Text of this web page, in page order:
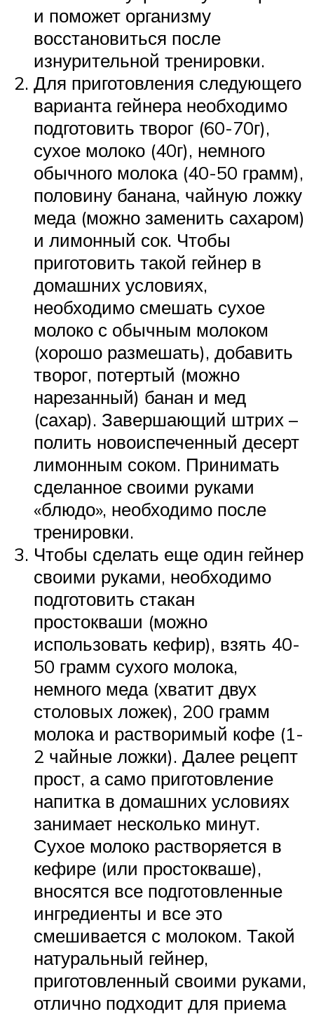
и поможет организму
восстановиться после
изнурительной тренировки.
Для приготовления следующего
варианта гейнера необходимо
подготовить творог (60-70г),
сухое молоко (40г), немного
обычного молока (40-50 грамм),
половину банана, чайную ложку
меда (можно заменить сахаром)
и лимонный сок. Чтобы
приготовить такой гейнер в
домашних условиях,
необходимо смешать сухое
молоко с обычным молоком
(хорошо размешать), добавить
творог, потертый (можно
нарезанный) банан и мед
(сахар). Завершающий штрих –
полить новоиспеченный десерт
лимонным соком. Принимать
сделанное своими руками
«блюдо», необходимо после
тренировки.
Чтобы сделать еще один гейнер
своими руками, необходимо
подготовить стакан
простокваши (можно
использовать кефир), взять 40-
50 грамм сухого молока,
немного меда (хватит двух
столовых ложек), 200 грамм
молока и растворимый кофе (1-
2 чайные ложки). Далее рецепт
прост, а само приготовление
напитка в домашних условиях
занимает несколько минут.
Сухое молоко растворяется в
кефире (или простокваше),
вносятся все подготовленные
ингредиенты и все это
смешивается с молоком. Такой
натуральный гейнер,
приготовленный своими руками,
отлично подходит для приема